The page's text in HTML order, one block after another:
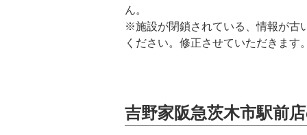
ん。
※施設が閉鎖されている、情報が古
ください。修正させていただきます。
吉野家阪急茨木市駅前